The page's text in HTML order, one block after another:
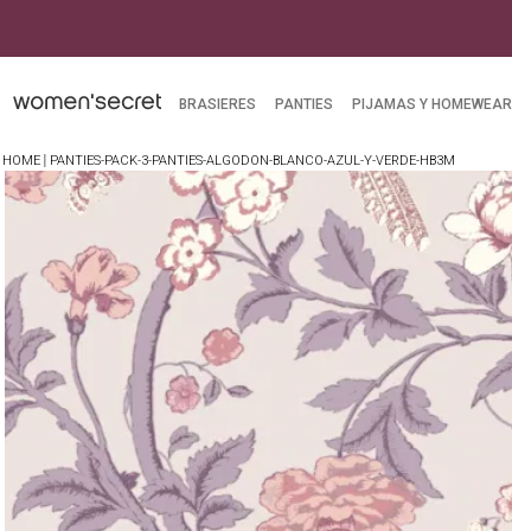
BRASIERES PANTIES PIJAMAS Y HOMEWEAR
PANTIES-PACK-3-PANTIES-ALGODON-BLANCO-AZUL-Y-VERDE-HB3M